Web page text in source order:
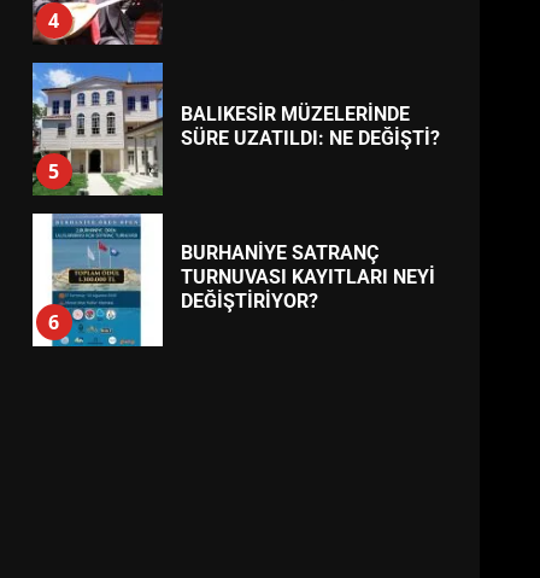
4
5
BALIKESİR MÜZELERİNDE
SÜRE UZATILDI: NE DEĞİŞTİ?
6
BURHANİYE SATRANÇ
TURNUVASI KAYITLARI NEYİ
DEĞİŞTİRİYOR?